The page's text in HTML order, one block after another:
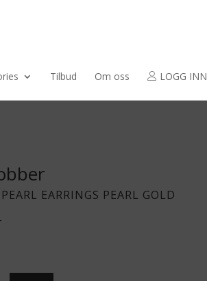
Tilbud Om oss LOGG INN
EARRINGS PEARL GOLD